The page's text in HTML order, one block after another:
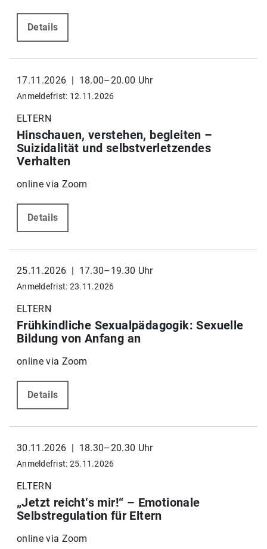
Details
17.11.2026 | 18.00–20.00 Uhr
Anmeldefrist: 12.11.2026
ELTERN
Hinschauen, verstehen, begleiten –
Suizidalität und selbstverletzendes
Verhalten
online via Zoom
Details
25.11.2026 | 17.30–19.30 Uhr
Anmeldefrist: 23.11.2026
ELTERN
Frühkindliche Sexualpädagogik: Sexuelle
Bildung von Anfang an
online via Zoom
Details
30.11.2026 | 18.30–20.30 Uhr
Anmeldefrist: 25.11.2026
ELTERN
„Jetzt reicht‘s mir!“ – Emotionale
Selbstregulation für Eltern
online via Zoom